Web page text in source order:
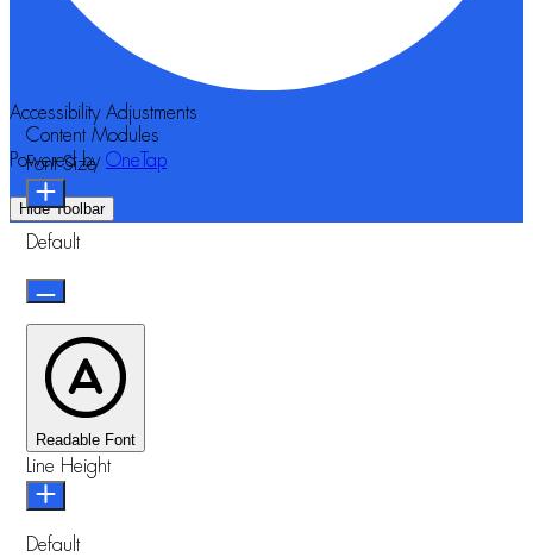
Accessibility Adjustments
Powered by OneTap
Hide Toolbar
Content Modules
Font Size
Default
Readable Font
Line Height
Default